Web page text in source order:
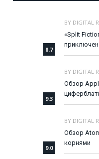
8.7
BY DIGITAL
«Split
9.3
BY DIGITAL
Обзор
9.0
BY DIGITAL
Обзор
корнями